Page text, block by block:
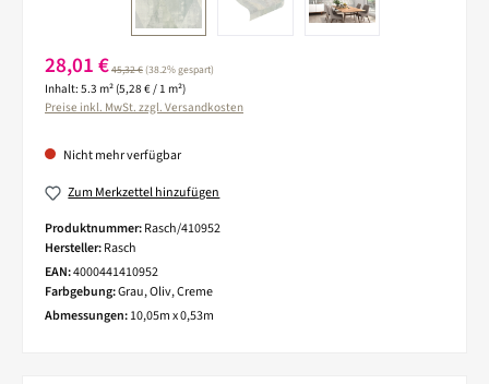
Verkaufspreis:
28,01 €Regulärer Preis:
45,32 €(38.2% gespart)
Inhalt: 5.3 m² (5,28 € / 1 m²)
Preise inkl. MwSt. zzgl. Versandkosten
Nicht mehr verfügbar
Zum Merkzettel hinzufügen
Produktnummer:Rasch/410952
Hersteller:Rasch
EAN:4000441410952
Farbgebung:Grau, Oliv, Creme
Abmessungen:10,05m x 0,53m